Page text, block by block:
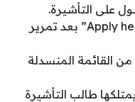
على التأشيرة.
النقر على أيقونة “Apply here for Visa” بعد تمرير
القائمة المنسدلة
طالب التأشيرة